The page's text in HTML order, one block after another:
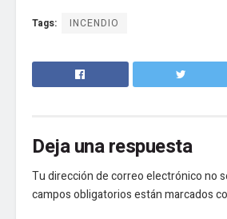
Tags: INCENDIO
Deja una respuesta
Tu dirección de correo electrónico no
campos obligatorios están marcados